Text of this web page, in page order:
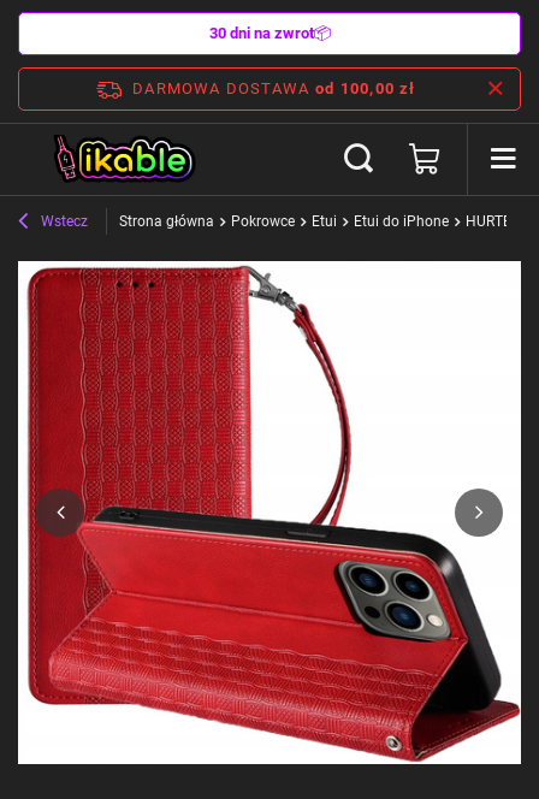
30 dni na zwrot📦
DARMOWA DOSTAWA od 100,00 zł
Wstecz Strona główna Pokrowce Etui Etui do iPhone HURTEL